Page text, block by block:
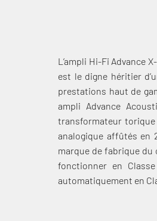
L’ampli Hi-Fi Advance
est le digne héritier
prestations haut de
ampli Advance
transformateur torique
analogique affûtés en
marque de fabrique
fonctionner en
automatiquement en